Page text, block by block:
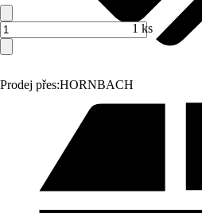
Prodej přes:HORNBACH
1 ks